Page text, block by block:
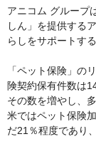
アニコム グループ
しん」を提供する
らしをサポートす
「ペット保険」の
険契約保有件数は
その数を増やし、
米ではペット保険
だ21％程度であり